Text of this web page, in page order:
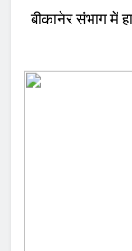
बीकानेर संभाग में